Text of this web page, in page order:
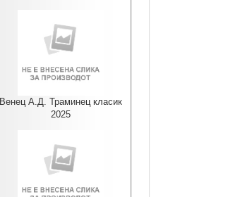
Венец А.Д. Траминец класик
2025